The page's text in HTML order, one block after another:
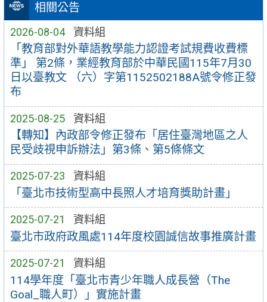
相關公告
2026-08-04 資料組
「教育部對外華語教學能力認證考試規費收費標
準」 第2條，業經教育部於中華民國115年7月30
日以臺教文 （六）字第1152502188A號令修正發
布
2025-08-25 資料組
【轉知】內政部令修正發布「居住臺灣地區之人
民受歧視申訴辦法」第3條、第5條條文
2025-07-23 資料組
「臺北市技術型高中長照人才培育獎助計畫」
2025-07-21 資料組
臺北市政府政風處114年度校園誠信故事推廣計畫
2025-07-21 資料組
114學年度「臺北市青少年職人成長營（The
Goal_職人町）」實施計畫